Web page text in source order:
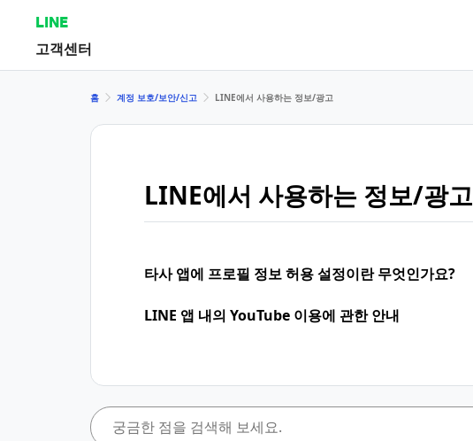
LINE
고객센터
홈 계정 보호/보안/신고 LINE에서 사용하는 정보/광고
LINE에서 사용하는 정보/광고
타사 앱에 프로필 정보 허용 설정이란 무엇인가요?
LINE 앱 내의 YouTube 이용에 관한 안내